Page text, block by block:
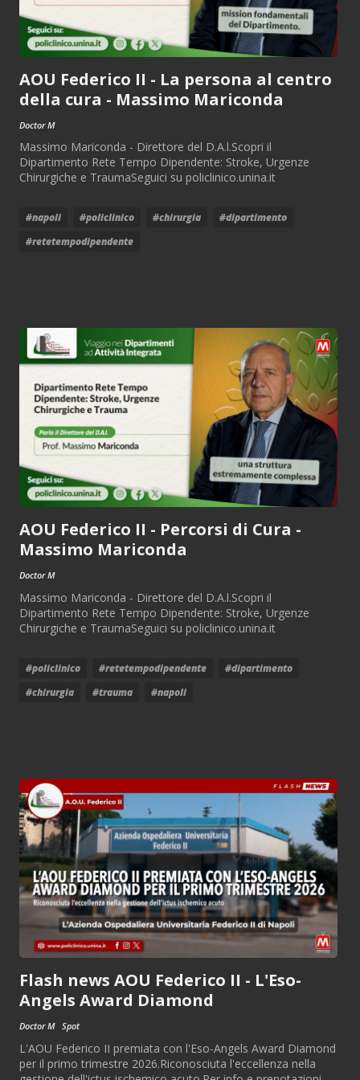
AOU Federico II - La persona al centro
della cura - Massimo Mariconda
Doctor M
Massimo Mariconda - Direttore del D.A.l.Scopri il
Dipartimento Rete Tempo Dipendente: Stroke, Urgenze
Chirurgiche e TraumaSeguici su policlinico.unina.it
#napoli #policlinico #chirurgia
#dipartimento
#retetempodipendente
AOU Federico II - Percorsi di Cura -
Massimo Mariconda
Doctor M
Massimo Mariconda - Direttore del D.A.l.Scopri il
Dipartimento Rete Tempo Dipendente: Stroke, Urgenze
Chirurgiche e TraumaSeguici su policlinico.unina.it
#policlinico #retetempodipendente
#dipartimento
#chirurgia
#trauma #napoli
Flash news AOU Federico II - L'Eso-
Angels Award Diamond
Doctor M Spot
L'AOU Federico II premiata con l'Eso-Angels Award Diamond
per il primo trimestre 2026.Riconosciuta l'eccellenza nella